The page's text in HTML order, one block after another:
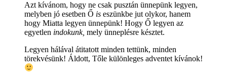
Azt kívánom, hogy ne csak pusztán ünnepünk legyen,
melyben jó esetben Ő is eszünkbe jut olykor, hanem
hogy Miatta legyen ünnepünk! Hogy Ő legyen az
egyetlen indokunk, mely ünneplésre késztet.
Legyen hálával átitatott minden tettünk, minden
törekvésünk! Áldott, Tőle különleges adventet kívánok!